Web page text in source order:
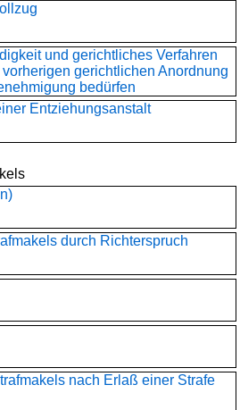
und gerichtliches Verfahren
gerichtlichen Anordnung
bedürfen
Entziehungsanstalt
durch Richterspruch
nach Erlaß einer Strafe